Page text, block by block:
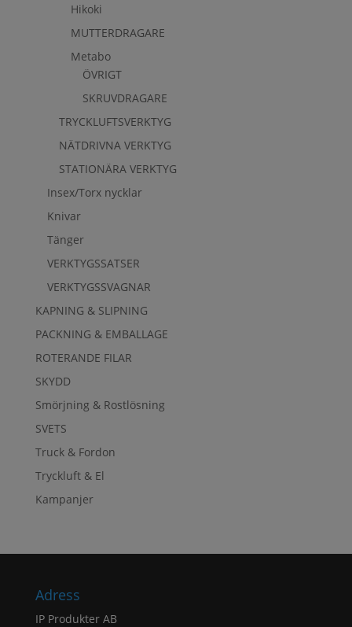
Hikoki
MUTTERDRAGARE
Metabo
ÖVRIGT
SKRUVDRAGARE
TRYCKLUFTSVERKTYG
NÄTDRIVNA VERKTYG
STATIONÄRA VERKTYG
Insex/Torx nycklar
Knivar
Tänger
VERKTYGSSATSER
VERKTYGSSVAGNAR
KAPNING & SLIPNING
PACKNING & EMBALLAGE
ROTERANDE FILAR
SKYDD
Smörjning & Rostlösning
SVETS
Truck & Fordon
Tryckluft & El
Kampanjer
Adress
IP Produkter AB